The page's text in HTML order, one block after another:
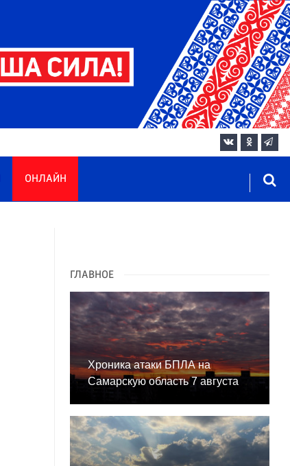
ОНЛАЙН
ГЛАВНОЕ
Хроника атаки БПЛА на
Самарскую область 7 августа